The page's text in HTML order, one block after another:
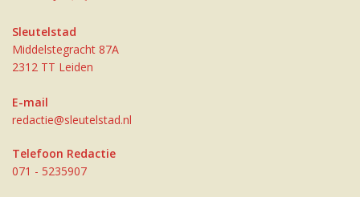
Sleutelstad
Middelstegracht 87A
2312 TT Leiden
E-mail
redactie@sleutelstad.nl
Telefoon Redactie
071 - 5235907